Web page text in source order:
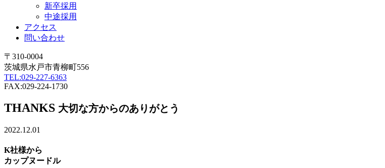
新卒採用
中途採用
アクセス
問い合わせ
〒310-0004
茨城県水戸市青柳町556
TEL:029-227-6363
FAX:029-224-1730
THANKS 大切な方からのありがとう
2022.12.01
K社様から
カップヌードル